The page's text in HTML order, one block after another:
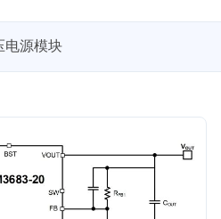
电源模块